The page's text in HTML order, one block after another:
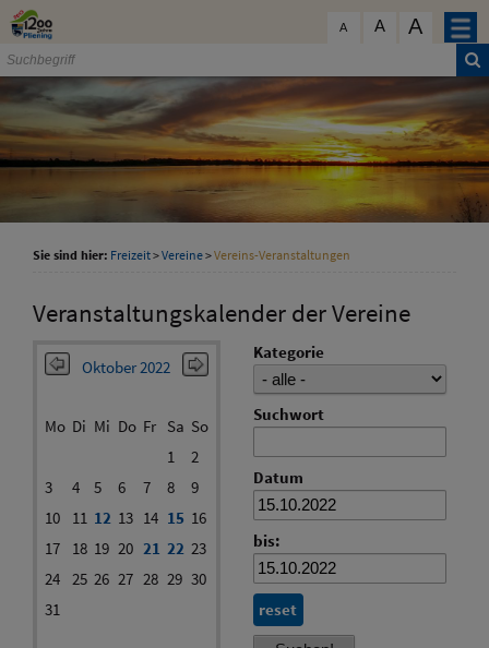
Zum Inhalt
A A A
Sie sind hier: Freizeit>Vereine>Vereins-Veranstaltungen
Veranstaltungskalender der Vereine
Oktober 2022
Mo Di Mi Do Fr Sa So
1
2
3
4 5 6 7 8
9
10
11 12 13 14 15 16
17
18 19 20 21 22 23
24 25 26 27 28 29 30
31
Kategorie
Suchwort
Datum
bis:
reset
schließen